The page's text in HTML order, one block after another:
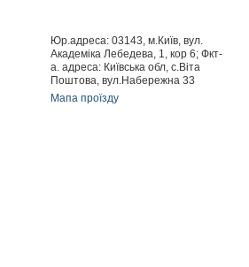
Юр.адреса: 03143, м.Київ, вул.
Академіка Лебедева, 1, кор 6; Фкт-
а. адреса: Київська обл, с.Віта
Поштова, вул.Набережна 33
Мапа проїзду